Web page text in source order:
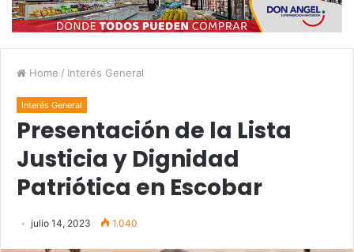
Home / Interés General
Interés General
Presentación de la Lista
Justicia y Dignidad
Patriótica en Escobar
julio 14, 2023 1.040